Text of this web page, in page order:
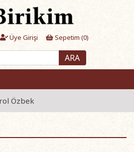
Üye Girişi Sepetim (0)
ARA
Özbek